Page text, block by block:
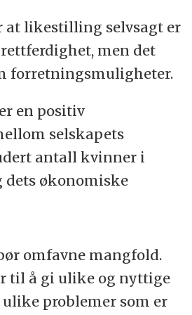
at likestilling selvsagt er
men det
forretningsmuligheter.
en positiv
selskapets
antall kvinner i
dets økonomiske
omfavne mangfold.
til å gi ulike og nyttige
problemer som er